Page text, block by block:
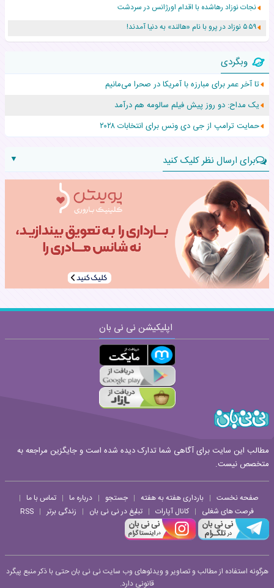
نجات نوزاد رهاشده با اقدام اورژانس در سردشت
۵۵۹ نوزاد در پرو با نام «هالند» به دنیا آمدند!
زن ۲۴ ساله پس از درمان سرطان رحم، مادر شد
افزایش قد این دختر، چند میلیون دلار برای پدرش خرج داشته
حرکت غیرقانونی یک پرستار، جان دوقلوها را نجات داد!
عجیب‌ترین تولد در ۵/۵/۵ امسال که همه را شوکه کرد!
وبگردی
تا آخر عمر برای مبارزه با آمریکا در صحرا می‌مانیم
یک مداح: دو روز پیش فیلم سالومه هم درآمد
حمایت ترامپ از جی دی ونس برای انتخابات ۲۰۲۸
برای ارسال نظر کلیک کنید
▼
نام:
نظر:
اپلیکیشن نی نی بان
مطالب این سایت برای آگاهی شما تدارک دیده شده است و جایگزین مراجعه به
متخصص نیست.
صفحه نخست | بارداری هفته به هفته | جستجو | درباره ما | تماس با ما |
فرصت های شغلی | کانال آپارات | تبلیغ در نی نی بان | زندگی برتر |
RSS
هرگونه استفاده از مطالب و تصاویر و ویدئوهای وب سایت نی نی بان حتی با ذکر منبع پیگرد
قانونی دارد.